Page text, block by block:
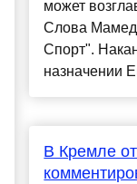
может
Слова
Спорт".
назначении
В Кремле